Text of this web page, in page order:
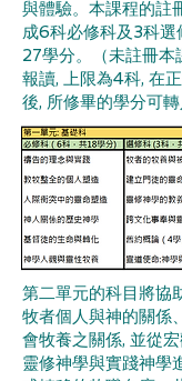
與體驗。本課程的註
成6科必修科及3科選
27學分。（未註冊本
報讀, 上限為4科, 在
後, 所修畢的學分可轉
第二單元的科目將協
牧者個人與神的關係
會牧養之關係, 並從
靈修神學與實踐神學